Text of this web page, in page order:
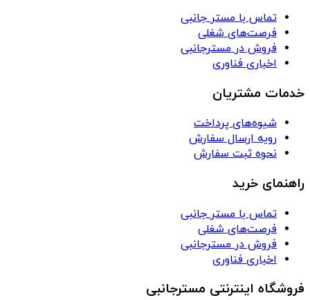
تماس با مستر جانبی
فرصت‌های شغلی
فروش در مسترجانبی
اخباری فناوری
خدمات مشتریان
شیوه‌های پرداخت
رویه ارسال سفارش
نحوه ثبت سفارش
راهنمای خرید
تماس با مستر جانبی
فرصت‌های شغلی
فروش در مسترجانبی
اخباری فناوری
فروشگاه اینترنتی مسترجانبی